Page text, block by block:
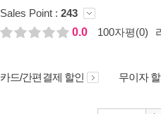
Sales Point : 243
0.0
100자평(0)
카드/간편결제 할인 무이자